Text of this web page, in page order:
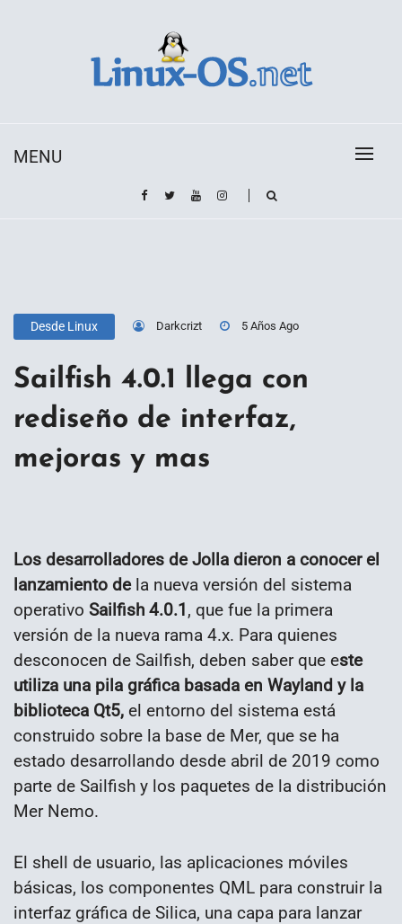
MENU
Desde Linux Darkcrizt 5 Años Ago
Sailfish 4.0.1 llega con
rediseño de interfaz,
mejoras y mas
Los desarrolladores de Jolla dieron a conocer el
lanzamiento dela nueva versión del sistema
operativo Sailfish 4.0.1, que fue la primera
versión de la nueva rama 4.x. Para quienes
desconocen de Sailfish, deben saber que este
utiliza una pila gráfica basada en Wayland y la
biblioteca Qt5, el entorno del sistema está
construido sobre la base de Mer, que se ha
estado desarrollando desde abril de 2019 como
parte de Sailfish y los paquetes de la distribución
Mer Nemo.
El shell de usuario, las aplicaciones móviles
básicas, los componentes QML para construir la
interfaz gráfica de Silica, una capa para lanzar